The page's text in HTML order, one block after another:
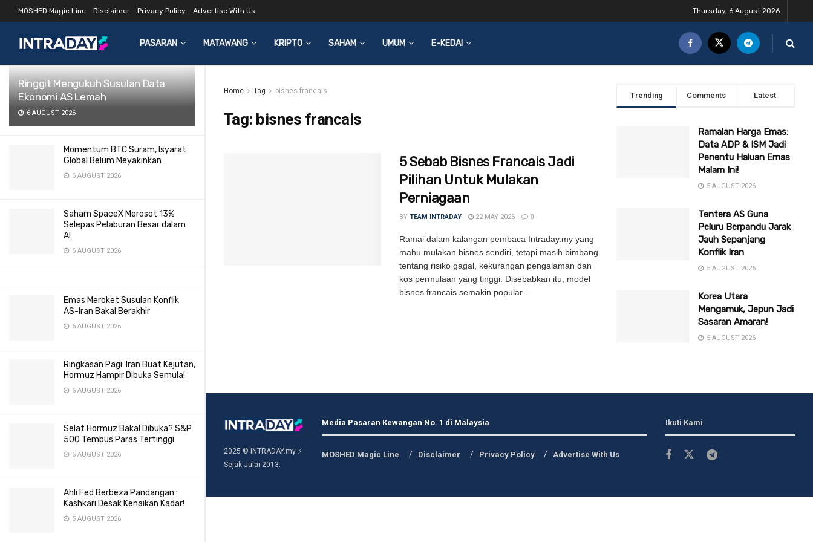
LATEST TRENDING Filter
Ringgit Mengukuh Susulan Data
Ekonomi AS Lemah
6 AUGUST 2026
Momentum BTC Suram, Isyarat
Global Belum Meyakinkan
6 AUGUST 2026
Saham SpaceX Merosot 13%
Selepas Pelaburan Besar dalam
AI
6 AUGUST 2026
Emas Meroket Susulan Konflik
AS-Iran Bakal Berakhir
6 AUGUST 2026
Ringkasan Pagi: Iran Buat Kejutan,
Hormuz Hampir Dibuka Semula!
6 AUGUST 2026
Selat Hormuz Bakal Dibuka? S&P
500 Tembus Paras Tertinggi
5 AUGUST 2026
Ahli Fed Berbeza Pandangan :
Kashkari Desak Kenaikan Kadar!
5 AUGUST 2026
MOSHED Magic Line Disclaimer Privacy Policy Advertise With Us Thursday, 6 August 2026
PASARAN MATAWANG KRIPTO SAHAM UMUM E-KEDAI
Home Tag bisnes francais
Tag: bisnes francais
5 Sebab Bisnes Francais Jadi
Pilihan Untuk Mulakan
Perniagaan
BY TEAM INTRADAY 22 MAY 2026 0
Ramai dalam kalangan pembaca Intraday.my yang
mahu mulakan bisnes sendiri, tetapi masih bimbang
tentang risiko gagal, kekurangan pengalaman dan
kos permulaan yang tinggi. Disebabkan itu, model
bisnes francais semakin popular ...
Trending Comments Latest
Ramalan Harga Emas:
Data ADP & ISM Jadi
Penentu Haluan Emas
Malam Ini!
5 AUGUST 2026
Tentera AS Guna
Peluru Berpandu Jarak
Jauh Sepanjang
Konflik Iran
5 AUGUST 2026
Korea Utara
Mengamuk, Jepun Jadi
Sasaran Amaran!
5 AUGUST 2026
2025 © INTRADAY.my ⚡
Sejak Julai 2013.
Media Pasaran Kewangan No. 1 di Malaysia
MOSHED Magic Line Disclaimer Privacy Policy Advertise With Us
Ikuti Kami